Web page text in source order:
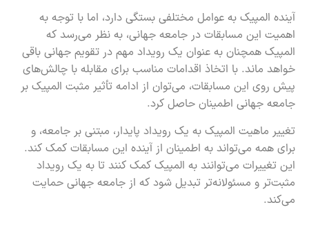
آینده المپیک به عوامل مختلفی بستگی دارد، اما با توجه به
اهمیت این مسابقات در جامعه جهانی، به نظر می‌رسد که
المپیک همچنان به عنوان یک رویداد مهم در تقویم جهانی باقی
خواهد ماند. با اتخاذ اقدامات مناسب برای مقابله با چالش‌های
پیش روی این مسابقات، می‌توان از ادامه تأثیر مثبت المپیک بر
جامعه جهانی اطمینان حاصل کرد.
تغییر ماهیت المپیک به یک رویداد پایدار، مبتنی بر جامعه، و
برای همه می‌تواند به اطمینان از آینده این مسابقات کمک کند.
این تغییرات می‌توانند به المپیک کمک کنند تا به یک رویداد
مثبت‌تر و مسئولانه‌تر تبدیل شود که از جامعه جهانی حمایت
می‌کند.